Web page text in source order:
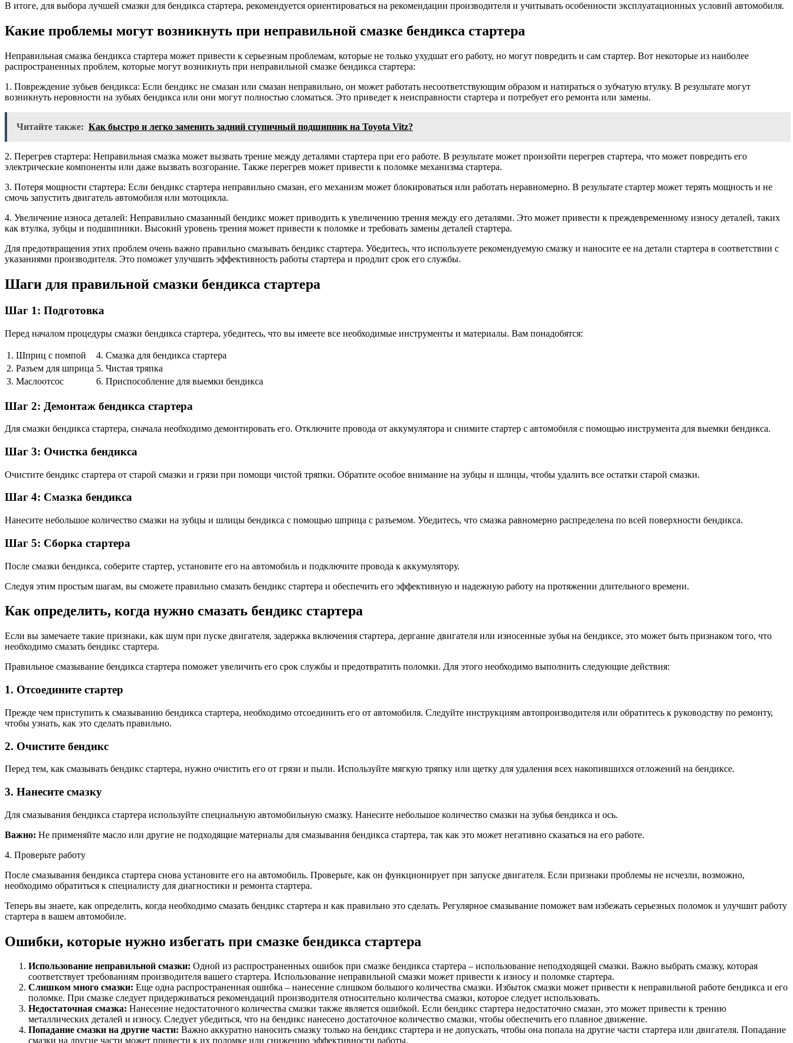
В итоге, для выбора лучшей смазки для бендикса стартера, рекомендуется ориентироваться на рекомендации производителя и учитывать особенности эксплуатационных условий автомобиля.
Какие проблемы могут возникнуть при неправильной смазке бендикса стартера
Неправильная смазка бендикса стартера может привести к серьезным проблемам, которые не только ухудшат его работу, но могут повредить и сам стартер. Вот некоторые из наиболее
распространенных проблем, которые могут возникнуть при неправильной смазке бендикса стартера:
1. Повреждение зубьев бендикса: Если бендикс не смазан или смазан неправильно, он может работать несоответствующим образом и натираться о зубчатую втулку. В результате могут
возникнуть неровности на зубьях бендикса или они могут полностью сломаться. Это приведет к неисправности стартера и потребует его ремонта или замены.
Читайте также: Как быстро и легко заменить задний ступичный подшипник на Toyota Vitz?
2. Перегрев стартера: Неправильная смазка может вызвать трение между деталями стартера при его работе. В результате может произойти перегрев стартера, что может повредить его
электрические компоненты или даже вызвать возгорание. Также перегрев может привести к поломке механизма стартера.
3. Потеря мощности стартера: Если бендикс стартера неправильно смазан, его механизм может блокироваться или работать неравномерно. В результате стартер может терять мощность и не
смочь запустить двигатель автомобиля или мотоцикла.
4. Увеличение износа деталей: Неправильно смазанный бендикс может приводить к увеличению трения между его деталями. Это может привести к преждевременному износу деталей, таких
как втулка, зубцы и подшипники. Высокий уровень трения может привести к поломке и требовать замены деталей стартера.
Для предотвращения этих проблем очень важно правильно смазывать бендикс стартера. Убедитесь, что используете рекомендуемую смазку и наносите ее на детали стартера в соответствии с
указаниями производителя. Это поможет улучшить эффективность работы стартера и продлит срок его службы.
Шаги для правильной смазки бендикса стартера
Шаг 1: Подготовка
Перед началом процедуры смазки бендикса стартера, убедитесь, что вы имеете все необходимые инструменты и материалы. Вам понадобятся:
1. Шприц с помпой
4. Смазка для бендикса стартера
2. Разъем для шприца 5. Чистая тряпка
3. Маслоотсос
6. Приспособление для выемки бендикса
Шаг 2: Демонтаж бендикса стартера
Для смазки бендикса стартера, сначала необходимо демонтировать его. Отключите провода от аккумулятора и снимите стартер с автомобиля с помощью инструмента для выемки бендикса.
Шаг 3: Очистка бендикса
Очистите бендикс стартера от старой смазки и грязи при помощи чистой тряпки. Обратите особое внимание на зубцы и шлицы, чтобы удалить все остатки старой смазки.
Шаг 4: Смазка бендикса
Нанесите небольшое количество смазки на зубцы и шлицы бендикса с помощью шприца с разъемом. Убедитесь, что смазка равномерно распределена по всей поверхности бендикса.
Шаг 5: Сборка стартера
После смазки бендикса, соберите стартер, установите его на автомобиль и подключите провода к аккумулятору.
Следуя этим простым шагам, вы сможете правильно смазать бендикс стартера и обеспечить его эффективную и надежную работу на протяжении длительного времени.
Как определить, когда нужно смазать бендикс стартера
Если вы замечаете такие признаки, как шум при пуске двигателя, задержка включения стартера, дергание двигателя или износенные зубья на бендиксе, это может быть признаком того, что
необходимо смазать бендикс стартера.
Правильное смазывание бендикса стартера поможет увеличить его срок службы и предотвратить поломки. Для этого необходимо выполнить следующие действия:
1. Отсоедините стартер
Прежде чем приступить к смазыванию бендикса стартера, необходимо отсоединить его от автомобиля. Следуйте инструкциям автопроизводителя или обратитесь к руководству по ремонту,
чтобы узнать, как это сделать правильно.
2. Очистите бендикс
Перед тем, как смазывать бендикс стартера, нужно очистить его от грязи и пыли. Используйте мягкую тряпку или щетку для удаления всех накопившихся отложений на бендиксе.
3. Нанесите смазку
Для смазывания бендикса стартера используйте специальную автомобильную смазку. Нанесите небольшое количество смазки на зубья бендикса и ось.
Важно: Не применяйте масло или другие не подходящие материалы для смазывания бендикса стартера, так как это может негативно сказаться на его работе.
4. Проверьте работу
После смазывания бендикса стартера снова установите его на автомобиль. Проверьте, как он функционирует при запуске двигателя. Если признаки проблемы не исчезли, возможно,
необходимо обратиться к специалисту для диагностики и ремонта стартера.
Теперь вы знаете, как определить, когда необходимо смазать бендикс стартера и как правильно это сделать. Регулярное смазывание поможет вам избежать серьезных поломок и улучшит работу
стартера в вашем автомобиле.
Ошибки, которые нужно избегать при смазке бендикса стартера
Использование неправильной смазки: Одной из распространенных ошибок при смазке бендикса стартера – использование неподходящей смазки. Важно выбрать смазку, которая
соответствует требованиям производителя вашего стартера. Использование неправильной смазки может привести к износу и поломке стартера.
Слишком много смазки: Еще одна распространенная ошибка – нанесение слишком большого количества смазки. Избыток смазки может привести к неправильной работе бендикса и его
поломке. При смазке следует придерживаться рекомендаций производителя относительно количества смазки, которое следует использовать.
Недостаточная смазка: Нанесение недостаточного количества смазки также является ошибкой. Если бендикс стартера недостаточно смазан, это может привести к трению
металлических деталей и износу. Следует убедиться, что на бендикс нанесено достаточное количество смазки, чтобы обеспечить его плавное движение.
Попадание смазки на другие части: Важно аккуратно наносить смазку только на бендикс стартера и не допускать, чтобы она попала на другие части стартера или двигателя. Попадание
смазки на другие части может привести к их поломке или снижению эффективности работы.